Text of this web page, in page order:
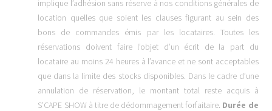
implique l’adhésion sans réserve à nos conditions générales de
location quelles que soient les clauses figurant au sein des
bons de commandes émis par les locataires. Toutes les
réservations doivent faire l’objet d’un écrit de la part du
locataire au moins 24 heures à l’avance et ne sont acceptables
que dans la limite des stocks disponibles. Dans le cadre d’une
annulation de réservation, le montant total reste acquis à
S’CAPE SHOW à titre de dédommagement forfaitaire. Durée de